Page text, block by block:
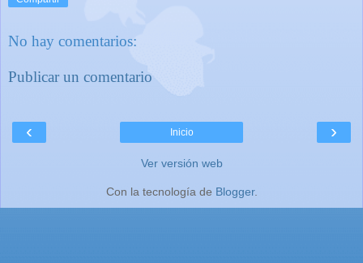
No hay comentarios:
Publicar un comentario
‹ ›
Inicio
Ver versión web
Con la tecnología de Blogger.